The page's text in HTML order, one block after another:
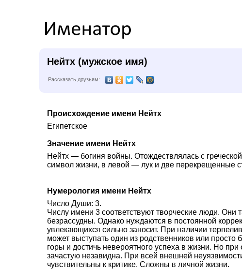
Нейтх (мужское имя)
Рассказать друзьям:
Происхождение имени Нейтх
Египетское
Значение имени Нейтх
Нейтх — богиня войны. Отождествлялась с
символ жизни, в левой — лук и две перекрещенные
Нумерология имени Нейтх
Число Души: 3.
Числу имени 3 соответствуют творческие люди. Они
безрассудны. Однако нуждаются в постоянной
увлекающихся сильно заносит. При наличии
может выступать один из родственников или просто
горы и достичь невероятного успеха в жизни. Но при
зачастую незавидна. При всей внешней
чувствительны к критике. Сложны в личной жизни.